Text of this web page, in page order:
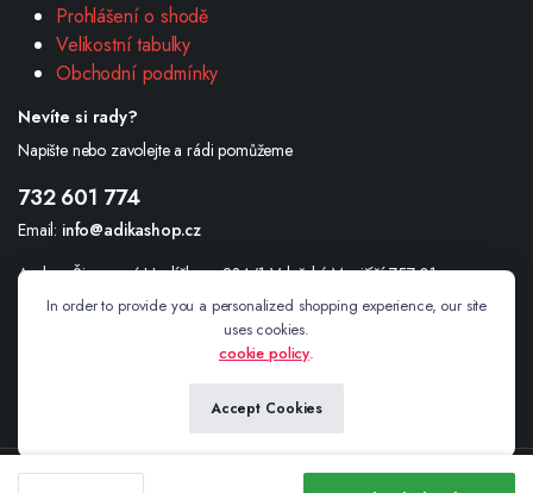
Prohlášení o shodě
Velikostní tabulky
Obchodní podmínky
Nevíte si rady?
Napište nebo zavolejte a rádi pomůžeme
732 601 774
Email: info@adikashop.cz
Andrea Šimonová Havlíčkova 234/1 Valašské Meziříčí 757 01
In order to provide you a personalized shopping experience, our site
uses cookies.
cookie policy.
Accept Cookies